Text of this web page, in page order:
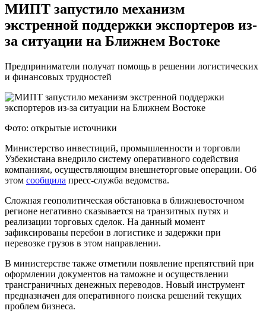
МИПТ запустило механизм
экстренной поддержки экспортеров из-
за ситуации на Ближнем Востоке
Предприниматели получат помощь в решении логистических
и финансовых трудностей
Фото: открытые источники
Министерство инвестиций, промышленности и торговли
Узбекистана внедрило систему оперативного содействия
компаниям, осуществляющим внешнеторговые операции. Об
этом сообщила пресс-служба ведомства.
Сложная геополитическая обстановка в ближневосточном
регионе негативно сказывается на транзитных путях и
реализации торговых сделок. На данный момент
зафиксированы перебои в логистике и задержки при
перевозке грузов в этом направлении.
В министерстве также отметили появление препятствий при
оформлении документов на таможне и осуществлении
трансграничных денежных переводов. Новый инструмент
предназначен для оперативного поиска решений текущих
проблем бизнеса.